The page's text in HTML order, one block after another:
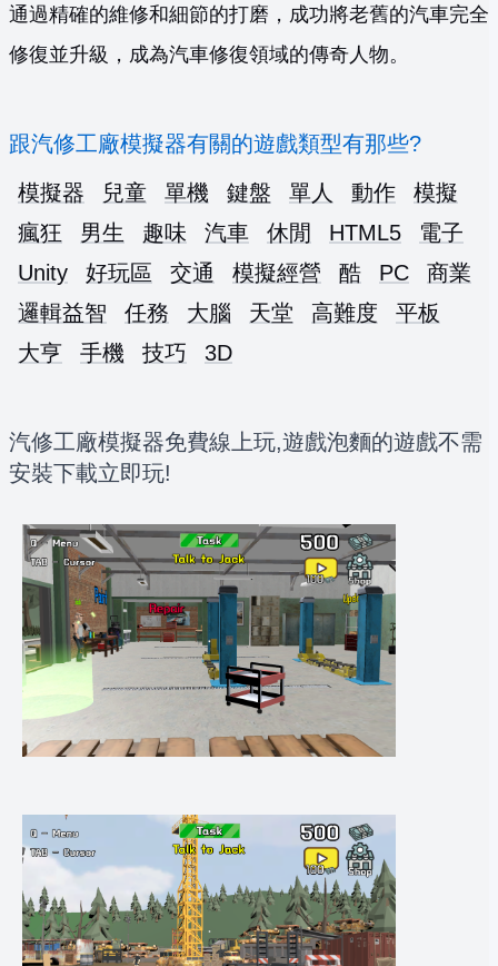
通過精確的維修和細節的打磨，成功將老舊的汽車完全
修復並升級，成為汽車修復領域的傳奇人物。
跟汽修工廠模擬器有關的遊戲類型有那些?
模擬器
兒童 單機 鍵盤 單人 動作
模擬
瘋狂
男生 趣味 汽車 休閒 HTML5
電子
Unity
好玩區 交通 模擬經營 酷 PC
商業
邏輯益智
任務 大腦 天堂 高難度
平板
大亨
手機 技巧 3D
汽修工廠模擬器免費線上玩,遊戲泡麵的遊戲不需
安裝下載立即玩!